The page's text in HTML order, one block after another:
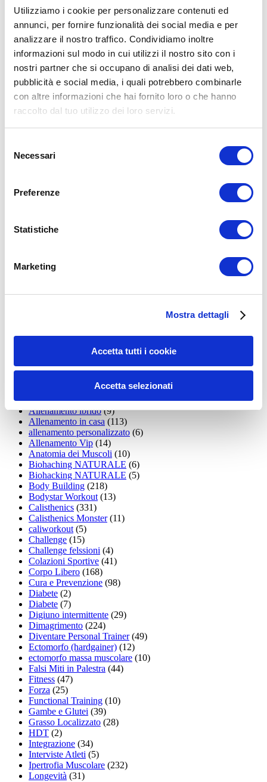
Utilizziamo i cookie per personalizzare contenuti ed
annunci, per fornire funzionalità dei social media e per
analizzare il nostro traffico. Condividiamo inoltre
informazioni sul modo in cui utilizzi il nostro sito con i
nostri partner che si occupano di analisi dei dati web,
pubblicità e social media, i quali potrebbero combinarle
con altre informazioni che hai fornito loro o che hanno
raccolto dal tuo utilizzo dei loro servizi.
delNecessari
Preferenze
Statistiche
Marketing
Mostra dettagli
Accetta tutti i cookie
Accetta selezionati
ALLENATI CON ME!
15WORKOUT
Addominali(99)
Allenamenti in Diretta(30)
(1.800)
Allenamento aerobico(16)
Allenamento Braccia(9)
Allenamento Donne(75)
Allenamento funzionale(6)
Allenamento ibrido(9)
Allenamento in casa (113)
allenamento personalizzato (6)
Allenamento Vip (14)
Anatomia dei Muscoli (10)
Biohaching NATURALE (6)
Biohacking NATURALE (5)
Body Building (218)
Bodystar Workout(13)
Calisthenics (331)
Calisthenics Monster(11)
caliworkout(5)
Challenge (15)
Challenge felssioni (4)
Colazioni Sportive (41)
Corpo Libero (168)
Cura e Prevenzione (98)
Diabete (2)
Diabete (7)
Digiuno intermittente (29)
Dimagrimento (224)
Diventare Personal Trainer(49)
Ectomorfo (hardgainer) (12)
ectomorfo massa muscolare (10)
Falsi Miti in Palestra (44)
Fitness (47)
Forza (25)
Functional Training (10)
Gambe e Glutei (39)
Grasso Localizzato (28)
HDT (2)
Integrazione (34)
Interviste Atleti (5)
Ipertrofia Muscolare (232)
Longevità (31)